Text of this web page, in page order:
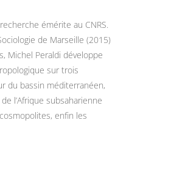
émérite au CNRS.
de Marseille (2015)
Michel Peraldi développe
sur trois
du bassin méditerranéen,
l’Afrique subsaharienne
enfin les